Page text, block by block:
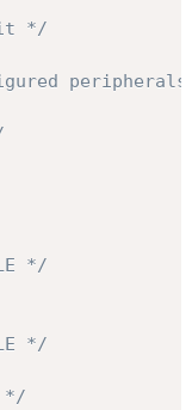
*/
*/
*/
*/